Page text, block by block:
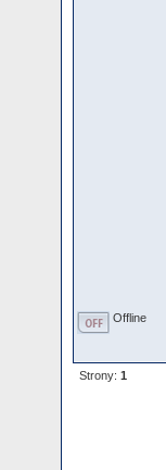
Offline
Strony: 1